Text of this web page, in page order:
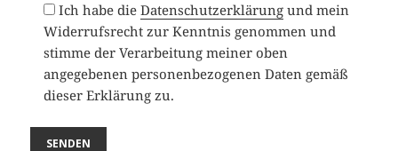
Ich habe dieDatenschutzerklärung und mein
Widerrufsrecht zur Kenntnis genommen und
stimme der Verarbeitung meiner oben
angegebenen personenbezogenen Daten gemäß
dieser Erklärung zu.